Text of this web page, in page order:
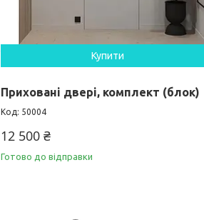
Купити
Приховані двері, комплект (блок)
50004
12 500 ₴
Готово до відправки